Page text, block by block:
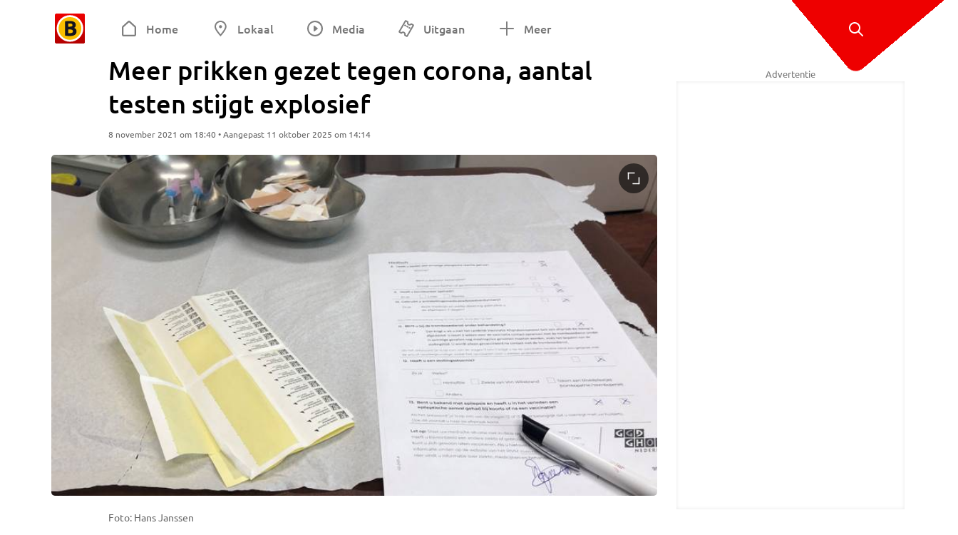
Home Lokaal Media Uitgaan Meer
Meer prikken gezet tegen corona, aantal
testen stijgt explosief
8 november 2021 om 18:40 • Aangepast 11 oktober 2025 om 14:14
Foto: Hans Janssen
Advertentie